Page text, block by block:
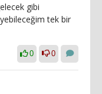
gibi
tek bir
0 0